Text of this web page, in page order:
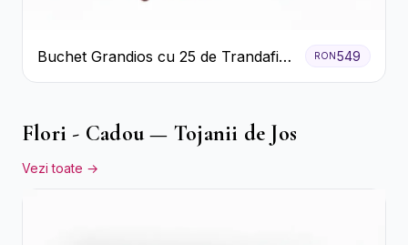
Buchet Grandios cu 25 de Trandafiri
Roșii
RON 549
Flori - Cadou — Tojanii de Jos
Vezi toate →